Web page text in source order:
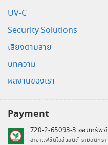
UV-C
Security Solutions
เสียงตามสาย
บทความ
ผลงานของเรา
Payment
720-2-65093-3 ออมทรัพย์
สาขาแฟชั่นไอส์แลนด์ รามอินทรา